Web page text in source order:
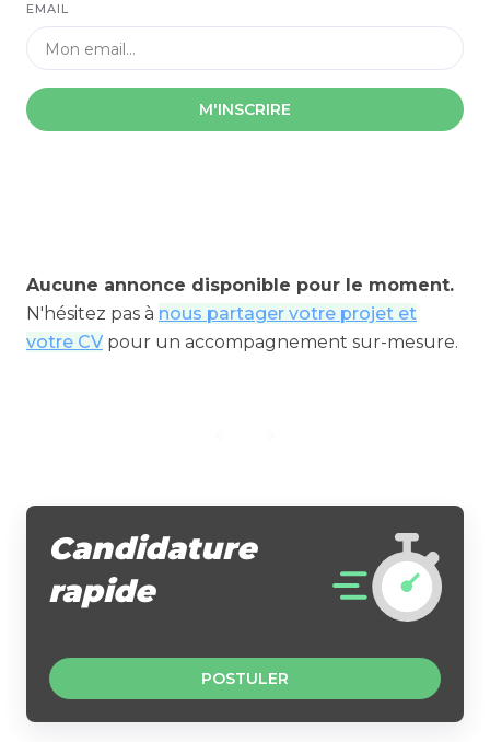
EMAIL
M'INSCRIRE
Aucune annonce disponible pour le moment.
N'hésitez pas à nous partager votre projet et
votre CVpour un accompagnement sur-mesure.
Candidature
rapide
POSTULER